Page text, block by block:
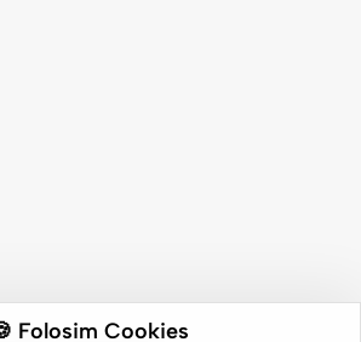
Folosim Cookies